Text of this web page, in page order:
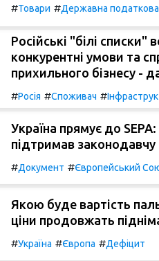
#Товари #Державна
Російські "білі списки"
конкурентні умови та
прихильного бізнесу -
#Росія #Споживач #
Україна прямує до
підтримав законодавчу
#Документ #Європейський
Якою буде вартість
ціни продовжать
#Україна #Європа #Дефіцит